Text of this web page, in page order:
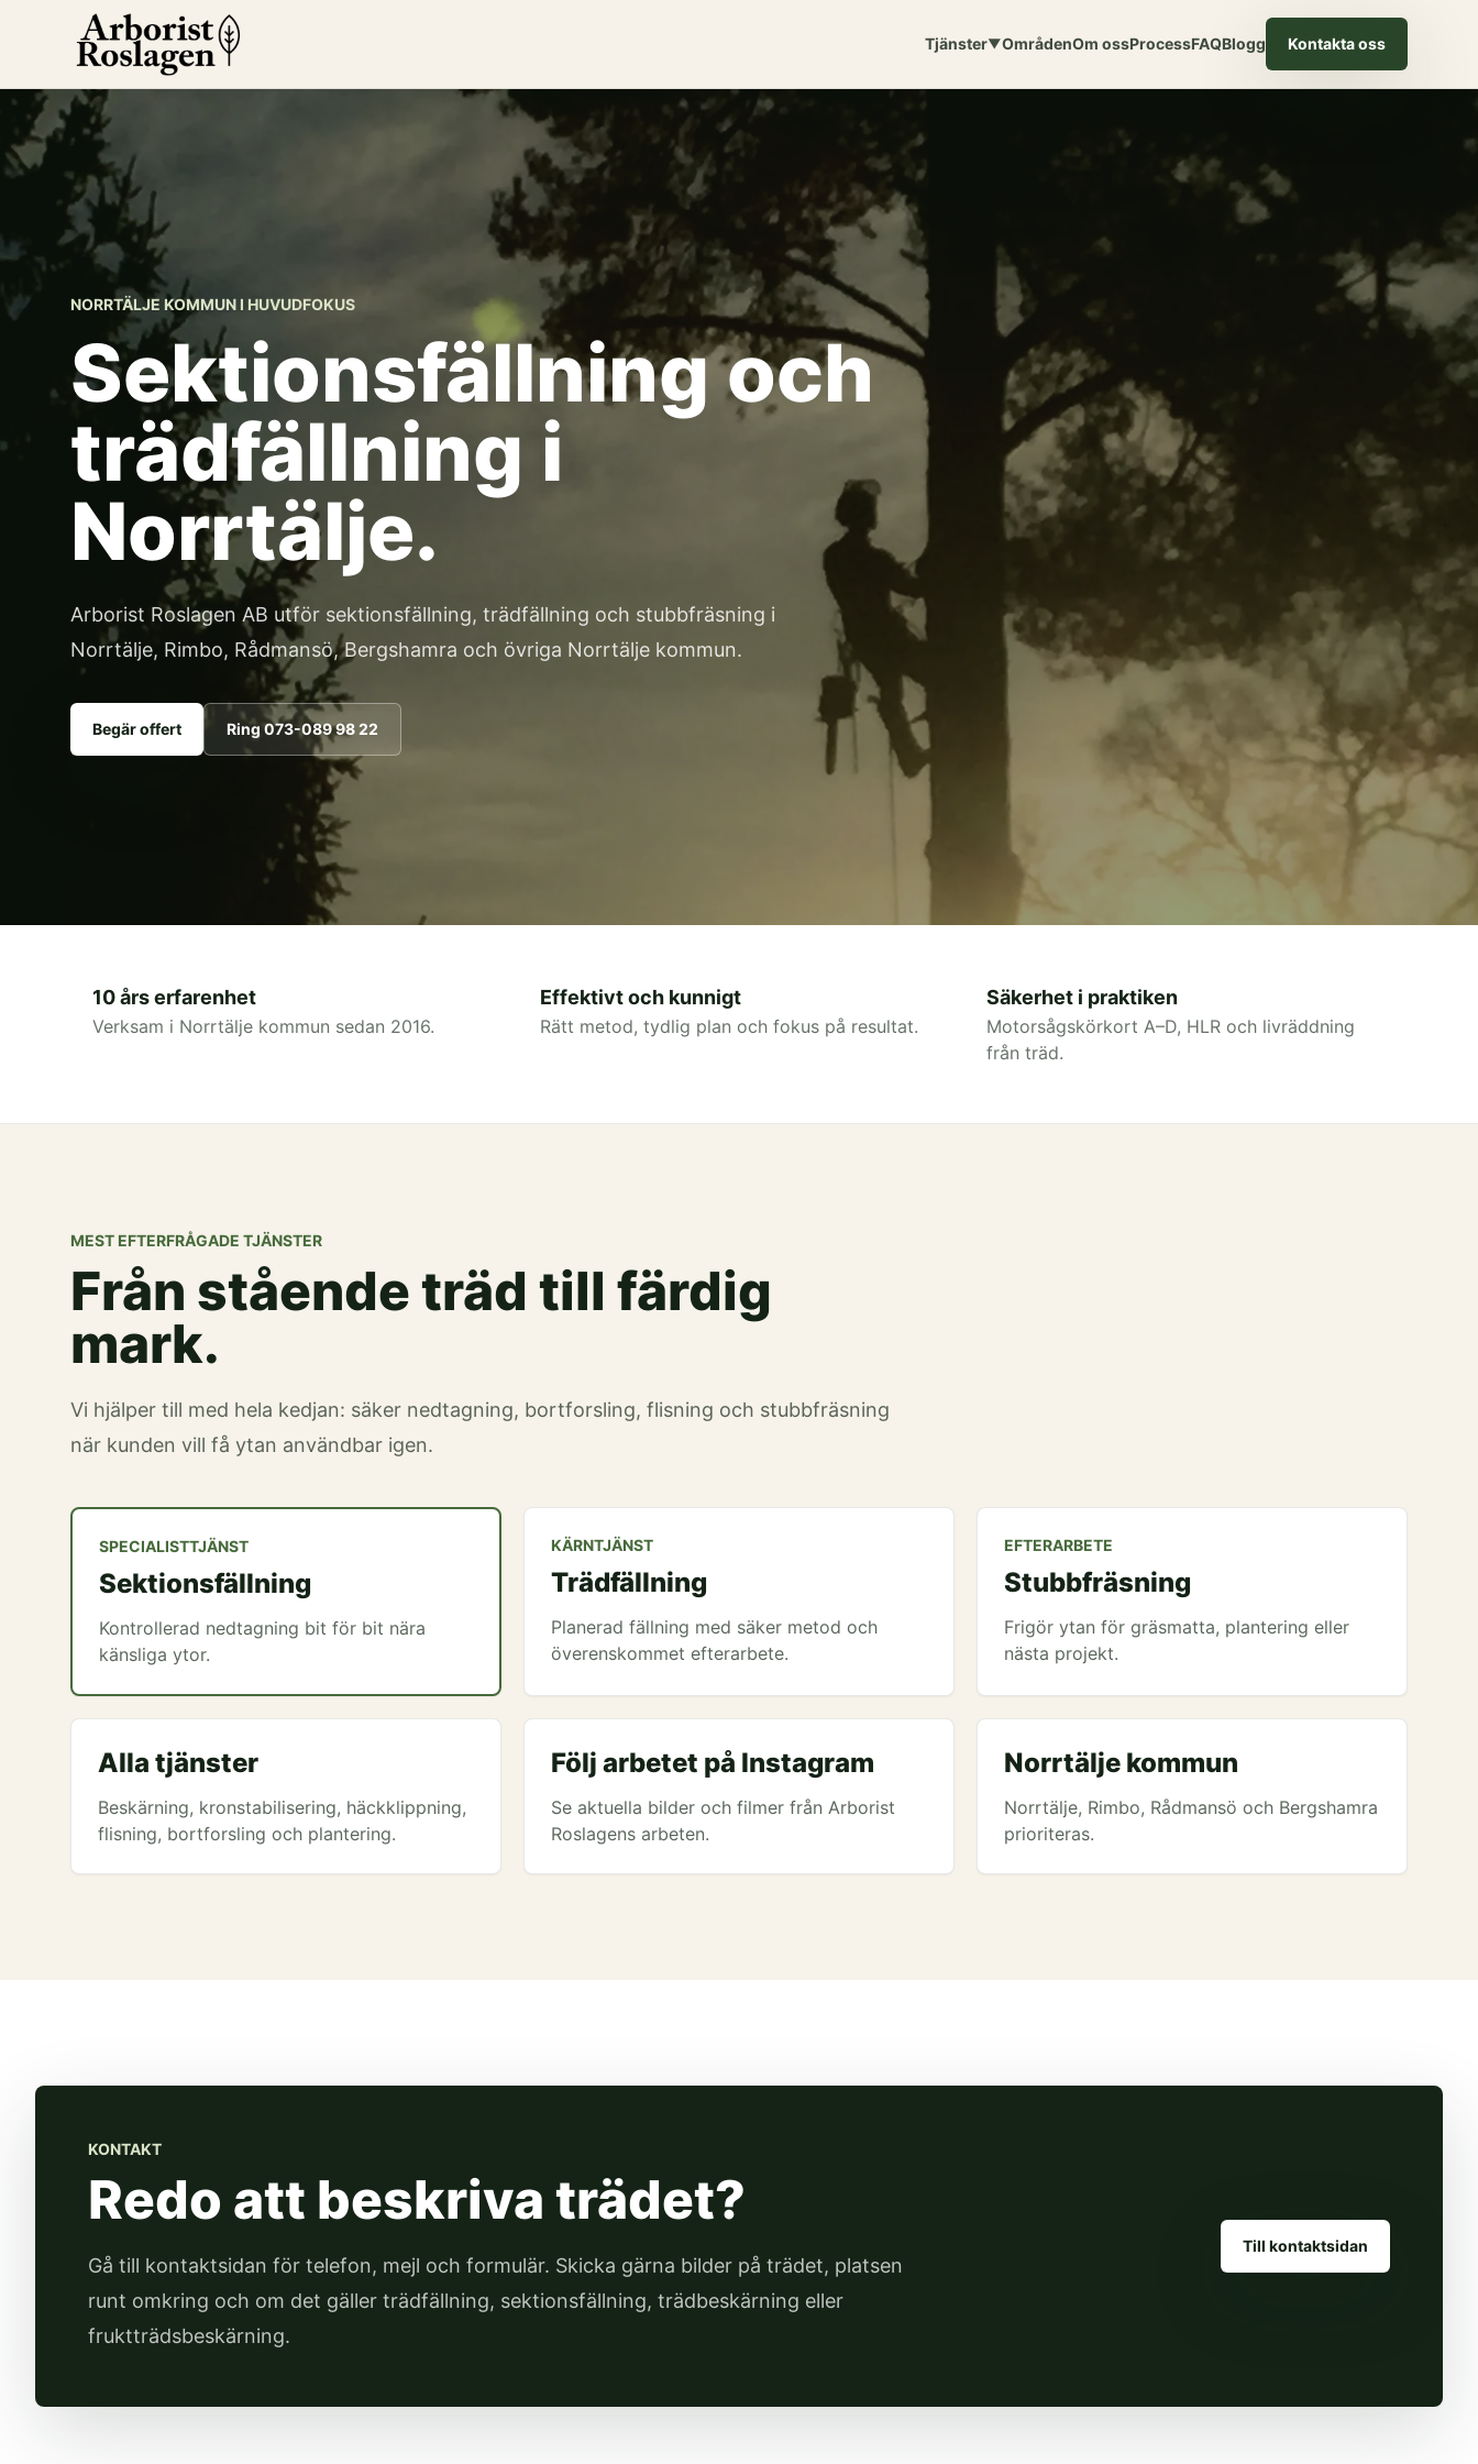
Tjänster▼OmrådenOm ossProcessFAQBlogg Kontakta oss
NORRTÄLJE KOMMUN I HUVUDFOKUS
Sektionsfällning och
trädfällning i
Norrtälje.
Arborist Roslagen AB utför sektionsfällning, trädfällning och stubbfräsning i
Norrtälje, Rimbo, Rådmansö, Bergshamra och övriga Norrtälje kommun.
Begär offert Ring 073-089 98 22
10 års erfarenhet
Verksam i Norrtälje kommun sedan 2016.
Effektivt och kunnigt
Rätt metod, tydlig plan och fokus på resultat.
Säkerhet i praktiken
Motorsågskörkort A–D, HLR och livräddning
från träd.
MEST EFTERFRÅGADE TJÄNSTER
Från stående träd till färdig
mark.
Vi hjälper till med hela kedjan: säker nedtagning, bortforsling, flisning och stubbfräsning
när kunden vill få ytan användbar igen.
SPECIALISTTJÄNST
Sektionsfällning
Kontrollerad nedtagning bit för bit nära
känsliga ytor.
KÄRNTJÄNST
Trädfällning
Planerad fällning med säker metod och
överenskommet efterarbete.
EFTERARBETE
Stubbfräsning
Frigör ytan för gräsmatta, plantering eller
nästa projekt.
Alla tjänster
Beskärning, kronstabilisering, häckklippning,
flisning, bortforsling och plantering.
Följ arbetet på Instagram
Se aktuella bilder och filmer från Arborist
Roslagens arbeten.
Norrtälje kommun
Norrtälje, Rimbo, Rådmansö och Bergshamra
prioriteras.
KONTAKT
Redo att beskriva trädet?
Gå till kontaktsidan för telefon, mejl och formulär. Skicka gärna bilder på trädet, platsen
runt omkring och om det gäller trädfällning, sektionsfällning, trädbeskärning eller
fruktträdsbeskärning.
Till kontaktsidan